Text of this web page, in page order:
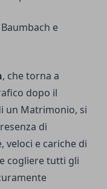
e
, che torna a
dopo il
un Matrimonio, si
di
veloci e cariche di
cogliere tutti gli